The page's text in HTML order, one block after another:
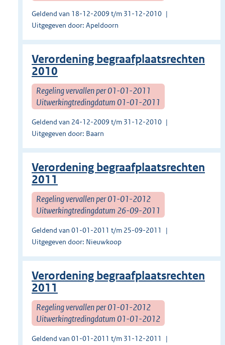
Geldend van 18-12-2009 t/m 31-12-2010
Uitgegeven door: Apeldoorn
Verordening begraafplaatsrechten
2010
Regeling vervallen per 01-01-2011
Uitwerkingtredingdatum 01-01-2011
Geldend van 24-12-2009 t/m 31-12-2010
Uitgegeven door: Baarn
Verordening begraafplaatsrechten
2011
Regeling vervallen per 01-01-2012
Uitwerkingtredingdatum 26-09-2011
Geldend van 01-01-2011 t/m 25-09-2011
Uitgegeven door: Nieuwkoop
Verordening begraafplaatsrechten
2011
Regeling vervallen per 01-01-2012
Uitwerkingtredingdatum 01-01-2012
Geldend van 01-01-2011 t/m 31-12-2011